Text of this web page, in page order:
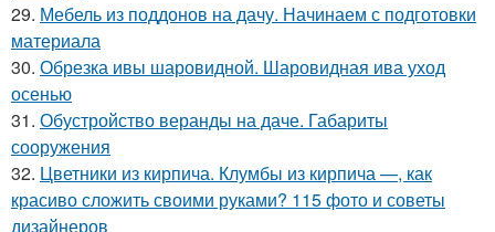
29. Мебель из поддонов на дачу. Начинаем с подготовки
материала
30. Обрезка ивы шаровидной. Шаровидная ива уход
осенью
31. Обустройство веранды на даче. Габариты
сооружения
32. Цветники из кирпича. Клумбы из кирпича —, как
красиво сложить своими руками? 115 фото и советы
дизайнеров